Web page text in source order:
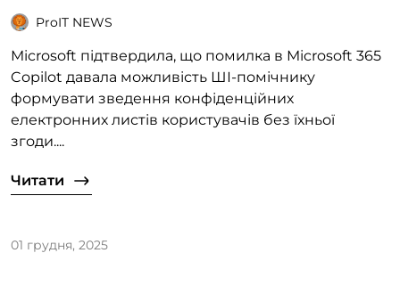
ProIT NEWS
Microsoft підтвердила, що помилка в Microsoft 365
Copilot давала можливість ШІ-помічнику
формувати зведення конфіденційних
електронних листів користувачів без їхньої
згоди....
Читати
01 грудня, 2025